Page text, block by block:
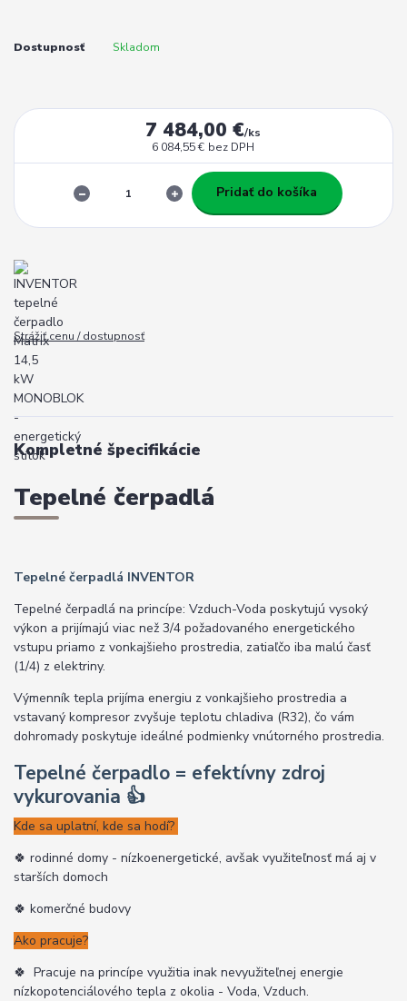
Dostupnosť Skladom
7 484,00 €/ks
6 084,55 € bez DPH
Pridať do košíka
Strážiť cenu / dostupnosť
Kompletné špecifikácie
Tepelné čerpadlá
Tepelné čerpadlá INVENTOR
Tepelné čerpadlá na princípe: Vzduch-Voda poskytujú vysoký
výkon a prijímajú viac než 3/4 požadovaného energetického
vstupu priamo z vonkajšieho prostredia, zatiaľčo iba malú časť
(1/4) z elektriny.
Výmenník tepla prijíma energiu z vonkajšieho prostredia a
vstavaný kompresor zvyšuje teplotu chladiva (R32), čo vám
dohromady poskytuje ideálné podmienky vnútorného prostredia.
Tepelné čerpadlo = efektívny zdroj
vykurovania 👍
Kde sa uplatní, kde sa hodí?
🍀 rodinné domy - nízkoenergetické, avšak využiteľnosť má aj v
starších domoch
🍀 komerčné budovy
Ako pracuje?
🍀 Pracuje na princípe využitia inak nevyužiteľnej energie
nízkopotenciálového tepla z okolia - Voda, Vzduch.